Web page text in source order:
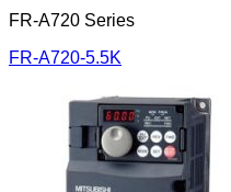
FR-A720 Series
FR-A720-5.5K